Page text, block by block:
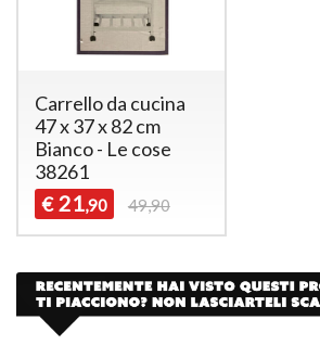
Carrello da cucina
47 x 37 x 82 cm
Bianco - Le cose
38261
€ 21,90 49,90